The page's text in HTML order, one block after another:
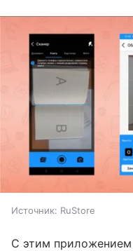
Источник: RuStore
С этим